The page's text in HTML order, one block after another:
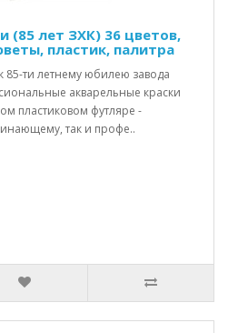
(85 лет ЗХК) 36 цветов,
пластик, палитра
ти летнему юбилею завода
акварельные краски
пластиковом футляре -
так и профе..